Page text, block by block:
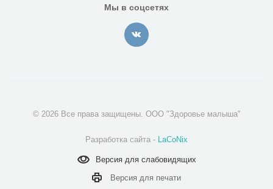
Мы в соцсетях
© 2026 Все права защищены. ООО "Здоровье малыша"
Разработка сайта - LaCoNix
Версия дляслабовидящих
Версия для печати